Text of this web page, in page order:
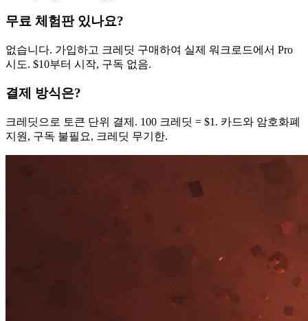
무료 체험판 있나요?
없습니다. 가입하고 크레딧 구매하여 실제 워크로드에서 Pro
시도. $10부터 시작, 구독 없음.
결제 방식은?
크레딧으로 토큰 단위 결제. 100 크레딧 = $1. 카드와 암호화폐
지원, 구독 불필요, 크레딧 무기한.